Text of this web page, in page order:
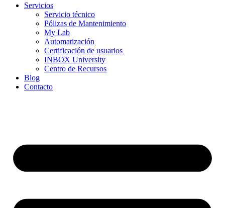
Servicios
Servicio técnico
Pólizas de Mantenimiento
My Lab
Automatización
Certificación de usuarios
INBOX University
Centro de Recursos
Blog
Contacto